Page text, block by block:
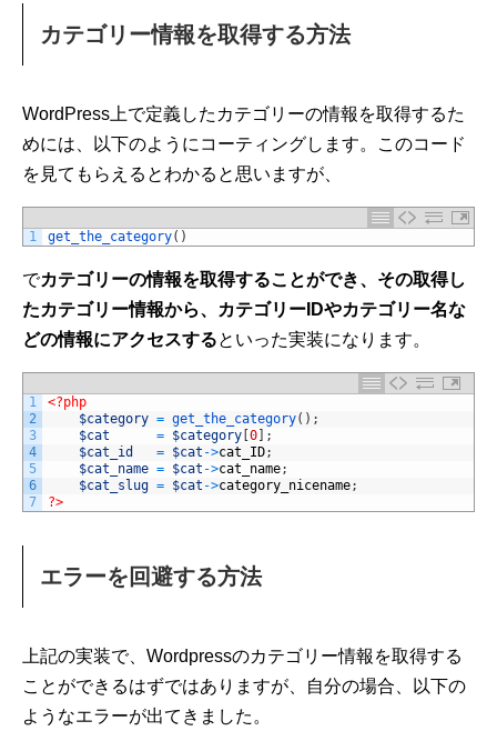
カテゴリー情報を取得する方法
WordPress上で定義したカテゴリーの情報を取得するた
めには、以下のようにコーティングします。このコード
を見てもらえるとわかると思いますが、
1 get_the_category( )
でカテゴリーの情報を取得することができ、その取得し
たカテゴリー情報から、カテゴリーIDやカテゴリー名な
どの情報にアクセスするといった実装になります。
1
2
3
4
5
6
7
<?php
$category = get_the_category( ) ;
$cat
= $category [0] ;
$cat_id
= $cat ->cat_ID;
$cat_name = $cat ->cat_name;
$cat_slug = $cat ->category_nicename;
?>
エラーを回避する方法
上記の実装で、Wordpressのカテゴリー情報を取得する
ことができるはずではありますが、自分の場合、以下の
ようなエラーが出てきました。